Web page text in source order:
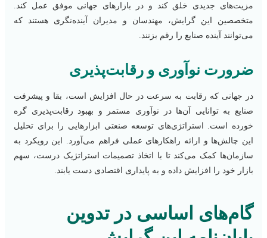
مزیت‌های جدیدی خلق کند و در بازارهای جهانی موفق عمل کند.
متخصصین این گرایش، مهندسان و مدیران آینده‌نگری هستند که
می‌توانند آینده صنایع را رقم بزنند.
ضرورت نوآوری و رقابت‌پذیری
در جهانی که رقابت به سرعت در حال افزایش است، بقا و پیشرفت
صنایع به توانایی آن‌ها در نوآوری مستمر و بهبود رقابت‌پذیری گره
خورده است. استراتژی‌های توسعه صنعتی ابزارهایی را برای تحلیل
این چالش‌ها و ارائه راهکارهای عملی فراهم می‌آورد. این رویکرد به
سازمان‌ها کمک می‌کند تا با اتخاذ تصمیمات استراتژیک درست، سهم
بازار خود را افزایش داده و به پایداری اقتصادی دست یابند.
گام‌های اساسی در تدوین